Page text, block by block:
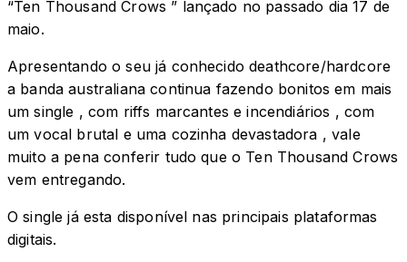
“Ten Thousand Crows ” lançado no passado dia 17 de
maio.
Apresentando o seu já conhecido deathcore/hardcore
a banda australiana continua fazendo bonitos em mais
um single , com riffs marcantes e incendiários , com
um vocal brutal e uma cozinha devastadora , vale
muito a pena conferir tudo que o Ten Thousand Crows
vem entregando.
O single já esta disponível nas principais plataformas
digitais.